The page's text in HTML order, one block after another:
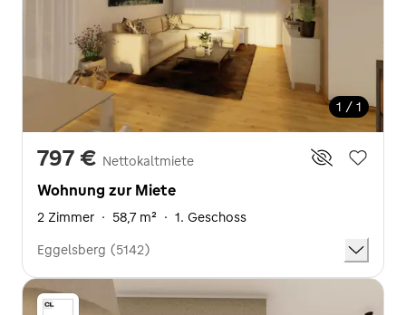
1 / 1
797 € Nettokaltmiete
Wohnung zur Miete
2 Zimmer · 58,7 m² · 1. Geschoss
Eggelsberg (5142)